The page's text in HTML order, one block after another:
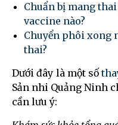
Chuẩn bị mang
vaccine nào?
Chuyển phôi xong
thai?
Dưới đây là một số
Sản nhi Quảng Ninh
cần lưu ý: